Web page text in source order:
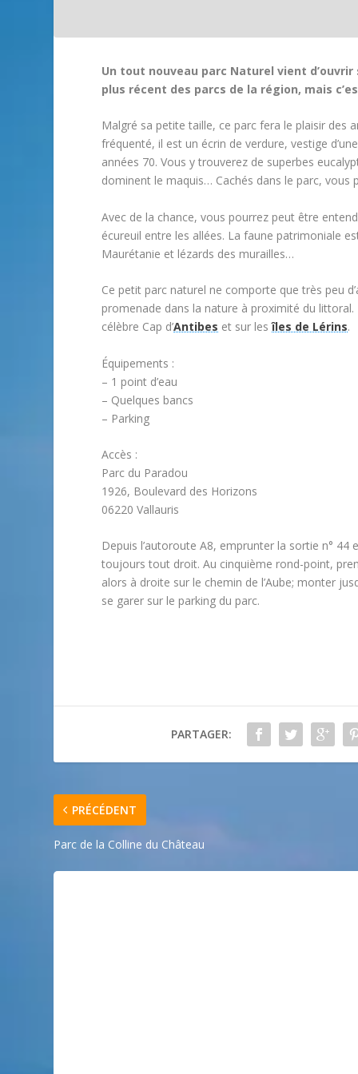
Un tout nouveau parc Naturel vient
plus récent des parcs de la région, mais
Malgré sa petite taille, ce parc fera le plaisir des
fréquenté, il est un écrin de verdure, vestige
années 70. Vous y trouverez de superbes
dominent le maquis… Cachés dans le parc, vous
Avec de la chance, vous pourrez peut être
écureuil entre les allées. La faune patrimoniale
Maurétanie et lézards des murailles…
Ce petit parc naturel ne comporte que très peu
promenade dans la nature à proximité du
célèbre Cap d’Antibes et sur lesîles de Lérins.
Équipements :
– 1 point d’eau
– Quelques bancs
– Parking
Accès :
Parc du Paradou
1926, Boulevard des Horizons
06220 Vallauris
Depuis l’autoroute A8, emprunter la sortie n°
toujours tout droit. Au cinquième rond-point,
alors à droite sur le chemin de l’Aube; monter
se garer sur le parking du parc.
PARTAGER:
PRÉCÉDENT
Parc de la Colline du Château